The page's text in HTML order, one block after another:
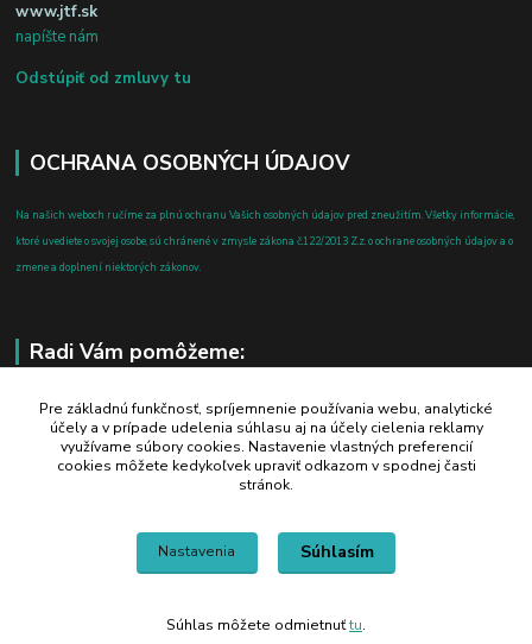
www.jtf.sk
napíšte nám
Odstúpiť od zmluvy tu
OCHRANA OSOBNÝCH ÚDAJOV
Na našich weboch ručíme za plnú ochranu Vašich osobných údajov pred zneužitím. Všetky informácie,
ktoré uvediete o svojej osobe, sú chránené v zmysle zákona č.122/2013 Z.z. o ochrane osobných údajov a o
zmene a doplnení niektorých zákonov.
Radi Vám pomôžeme:
+421 908 700 612
po-pia: 8.00 - 16.00
business@jtf.sk
Pre základnú funkčnosť, spríjemnenie používania webu, analytické
účely a v prípade udelenia súhlasu aj na účely cielenia reklamy
využívame súbory cookies. Nastavenie vlastných preferencií
cookies môžete kedykoľvek upraviť odkazom v spodnej časti
stránok.
Nastavenia Súhlasím
Súhlas môžete odmietnuťtu.